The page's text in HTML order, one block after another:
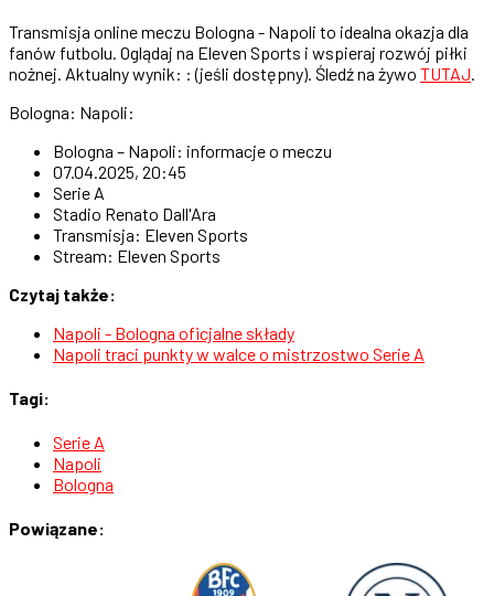
Transmisja online meczu Bologna - Napoli to idealna okazja dla
fanów futbolu. Oglądaj na Eleven Sports i wspieraj rozwój piłki
nożnej. Aktualny wynik: : (jeśli dostępny). Śledź na żywo TUTAJ
Bologna: Napoli:
Bologna – Napoli: informacje o meczu
07.04.2025, 20:45
Serie A
Stadio Renato Dall'Ara
Transmisja: Eleven Sports
Stream: Eleven Sports
Czytaj także:
Napoli - Bologna oficjalne składy
Napoli traci punkty w walce o mistrzostwo Serie A
Tagi:
Serie A
Napoli
Bologna
Powiązane: